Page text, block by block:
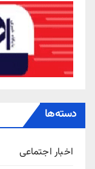
دسته‌ها
اخبار اجتماعی